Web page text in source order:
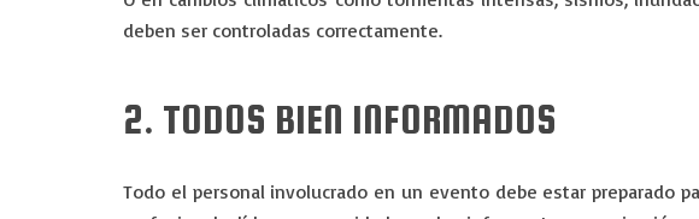
deben ser controladas correctamente.
2. TODOS BIEN INFORMADOS
Todo el personal involucrado en un evento debe estar preparado